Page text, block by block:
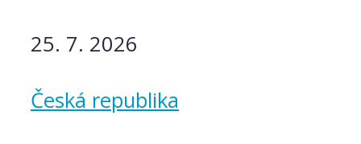
25. 7. 2026
Česká republika